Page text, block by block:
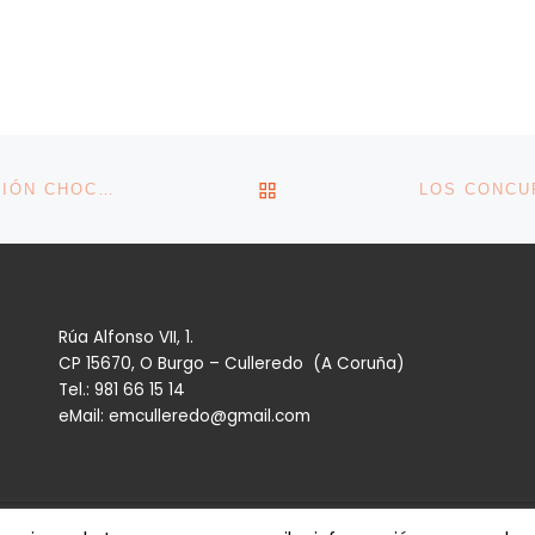
VOLVER A LA LISTA DE
Rúa Alfonso VII, 1.
CP 15670, O Burgo – Culleredo (A Coruña)
Tel.: 981 66 15 14
eMail: emculleredo@gmail.com